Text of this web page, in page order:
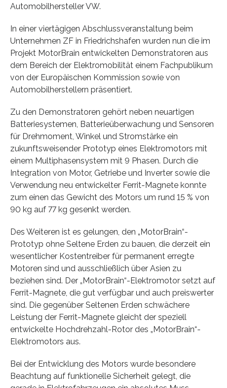
Automobilhersteller VW.
In einer viertägigen Abschlussveranstaltung beim
Unternehmen ZF in Friedrichshafen wurden nun die im
Projekt MotorBrain entwickelten Demonstratoren aus
dem Bereich der Elektromobilität einem Fachpublikum
von der Europäischen Kommission sowie von
Automobilherstellern präsentiert.
Zu den Demonstratoren gehört neben neuartigen
Batteriesystemen, Batterieüberwachung und Sensoren
für Drehmoment, Winkel und Stromstärke ein
zukunftsweisender Prototyp eines Elektromotors mit
einem Multiphasensystem mit 9 Phasen. Durch die
Integration von Motor, Getriebe und Inverter sowie die
Verwendung neu entwickelter Ferrit-Magnete konnte
zum einen das Gewicht des Motors um rund 15 % von
90 kg auf 77 kg gesenkt werden.
Des Weiteren ist es gelungen, den „MotorBrain“-
Prototyp ohne Seltene Erden zu bauen, die derzeit ein
wesentlicher Kostentreiber für permanent erregte
Motoren sind und ausschließlich über Asien zu
beziehen sind. Der „MotorBrain“-Elektromotor setzt auf
Ferrit-Magnete, die gut verfügbar und auch preiswerter
sind. Die gegenüber Seltenen Erden schwächere
Leistung der Ferrit-Magnete gleicht der speziell
entwickelte Hochdrehzahl-Rotor des „MotorBrain“-
Elektromotors aus.
Bei der Entwicklung des Motors wurde besondere
Beachtung auf funktionelle Sicherheit gelegt, die